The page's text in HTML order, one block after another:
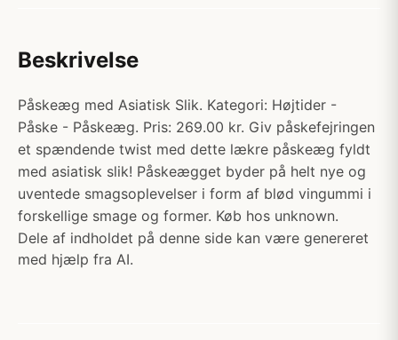
Beskrivelse
Påskeæg med Asiatisk Slik. Kategori: Højtider -
Påske - Påskeæg. Pris: 269.00 kr. Giv påskefejringen
et spændende twist med dette lækre påskeæg fyldt
med asiatisk slik! Påskeægget byder på helt nye og
uventede smagsoplevelser i form af blød vingummi i
forskellige smage og former. Køb hos unknown.
Dele af indholdet på denne side kan være genereret
med hjælp fra AI.